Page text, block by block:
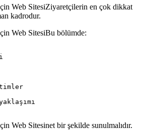
Web SitesiZiyaretçilerin en çok dikkat
kadrodur.
Web SitesiBu bölümde:
Web Sitesinet bir şekilde sunulmalıdır.